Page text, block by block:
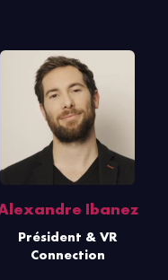
Ibanez
Président & VR
Connection